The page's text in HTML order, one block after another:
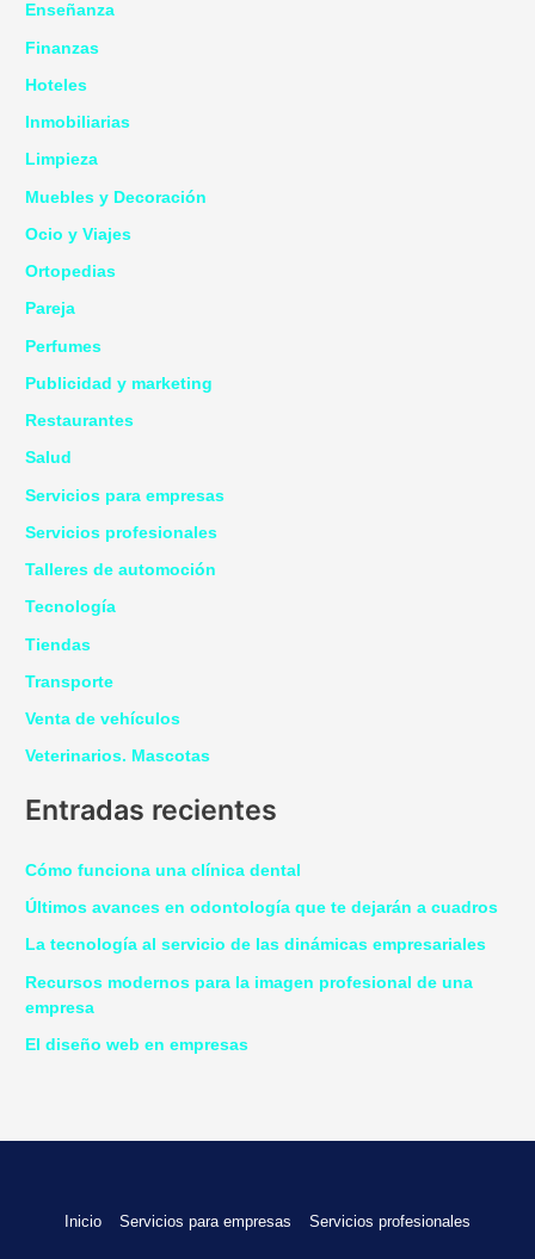
Enseñanza
Finanzas
Hoteles
Inmobiliarias
Limpieza
Muebles y Decoración
Ocio y Viajes
Ortopedias
Pareja
Perfumes
Publicidad y marketing
Restaurantes
Salud
Servicios para empresas
Servicios profesionales
Talleres de automoción
Tecnología
Tiendas
Transporte
Venta de vehículos
Veterinarios. Mascotas
Entradas recientes
Cómo funciona una clínica dental
Últimos avances en odontología que te dejarán a cuadros
La tecnología al servicio de las dinámicas empresariales
Recursos modernos para la imagen profesional de una
empresa
El diseño web en empresas
Inicio Servicios para empresas Servicios profesionales